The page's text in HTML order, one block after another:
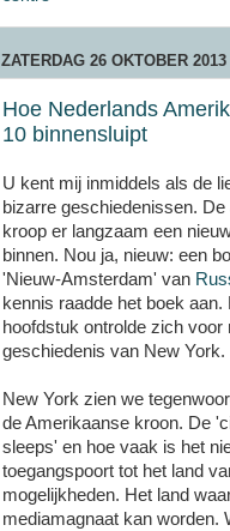
ZATERDAG 26 OKTOBER 2013
Hoe Nederlands
10 binnensluipt
U kent mij inmiddels als de
bizarre geschiedenissen.
kroop er langzaam een
binnen. Nou ja, nieuw: een
'Nieuw-Amsterdam' van
kennis raadde het boek aan.
hoofdstuk ontrolde zich voor
geschiedenis van New York.
New York zien we
de Amerikaanse kroon. De
sleeps' en hoe vaak is het
toegangspoort tot het land
mogelijkheden. Het land
mediamagnaat kan worden.